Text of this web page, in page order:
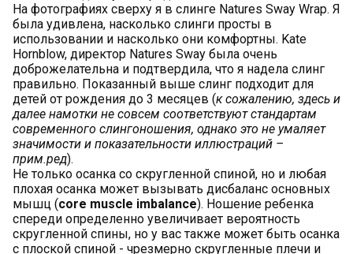
На фотографиях сверху я в слинге Natures Sway Wrap. Я
была удивлена, насколько слинги просты в
использовании и насколько они комфортны. Kate
Hornblow, директор Natures Sway была очень
доброжелательна и подтвердила, что я надела слинг
правильно. Показанный выше слинг подходит для
детей от рождения до 3 месяцев (к сожалению, здесь и
далее намотки не совсем соответствуют стандартам
современного слингоношения, однако это не умаляет
значимости и показательности иллюстраций –
прим.ред).
Не только осанка со скругленной спиной, но и любая
плохая осанка может вызывать дисбаланс основных
мышц (core muscle imbalance). Ношение ребенка
спереди определенно увеличивает вероятность
скругленной спины, но у вас также может быть осанка
с плоской спиной - чрезмерно скругленные плечи и